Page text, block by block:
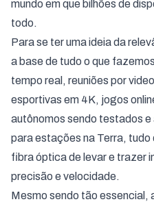
mundo em que bilhões de
todo.
Para se ter uma ideia da
a base de tudo o que
tempo real, reuniões por
esportivas em 4K, jogos
autônomos sendo testados
para estações na Terra,
fibra óptica de levar e trazer
precisão e velocidade.
Mesmo sendo tão